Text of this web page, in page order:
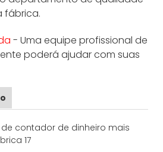
fábrica.
- Uma equipe profissional de
poderá ajudar com suas